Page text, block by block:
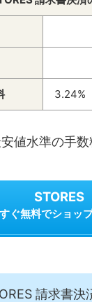
3.24%
値水準の手数
STORES
すぐ無料でショッ
請求書決